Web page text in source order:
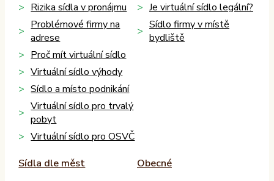
Rizika sídla v pronájmu
Problémové firmy na
adrese
Proč mít virtuální sídlo
Virtuální sídlo výhody
Sídlo a místo podnikání
Virtuální sídlo pro trvalý
pobyt
Virtuální sídlo pro OSVČ
Je virtuální sídlo legální?
Sídlo firmy v místě
bydliště
Sídla dle měst
Obecné